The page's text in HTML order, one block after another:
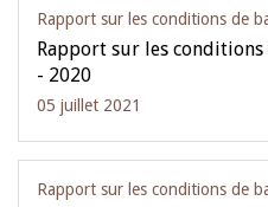
Rapport sur les conditions de
Rapport sur les
- 2020
05 juillet 2021
Rapport sur les conditions de